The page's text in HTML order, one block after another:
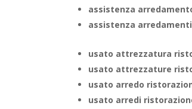
assistenza
assistenza
usato attrezzatura
usato attrezzature
usato arredo
usato arredi